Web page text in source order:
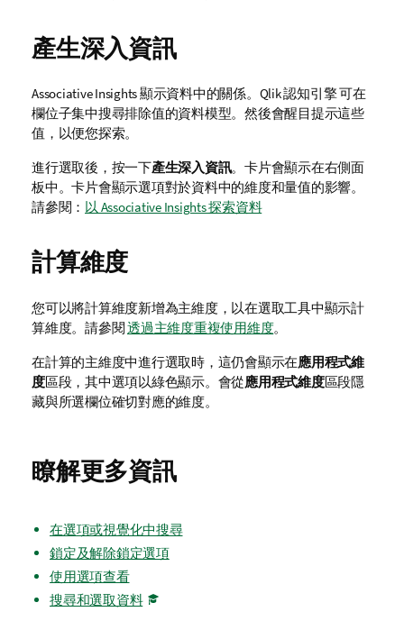
產生深入資訊
Associative Insights 顯示資料中的關係。 Qlik 認知引擎可在
欄位子集中搜尋排除值的資料模型。然後會醒目提示這些
值，以便您探索。
進行選取後，按一下產生深入資訊。卡片會顯示在右側面
板中。卡片會顯示選項對於資料中的維度和量值的影響。
請參閱： 以 Associative Insights 探索資料
計算維度
您可以將計算維度新增為主維度，以在選取工具中顯示計
算維度。 請參閱透過主維度重複使用維度。
在計算的主維度中進行選取時，這仍會顯示在應用程式維
度區段，其中選項以綠色顯示。會從應用程式維度區段隱
藏與所選欄位確切對應的維度。
瞭解更多資訊
在選項或視覺化中搜尋
鎖定及解除鎖定選項
使用選項查看
搜尋和選取資料